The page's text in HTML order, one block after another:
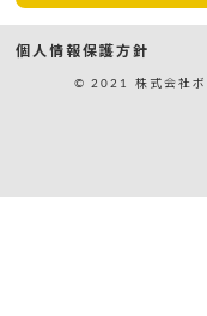
個人情報保護方針
© 2021 株式会社ボ